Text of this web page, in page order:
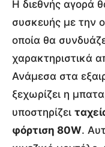
Η διεθνής αγορά
συσκευής με την
οποία θα
χαρακτηριστικά
Ανάμεσα στα
ξεχωρίζει η
υποστηρίζει
φόρτιση 80W.